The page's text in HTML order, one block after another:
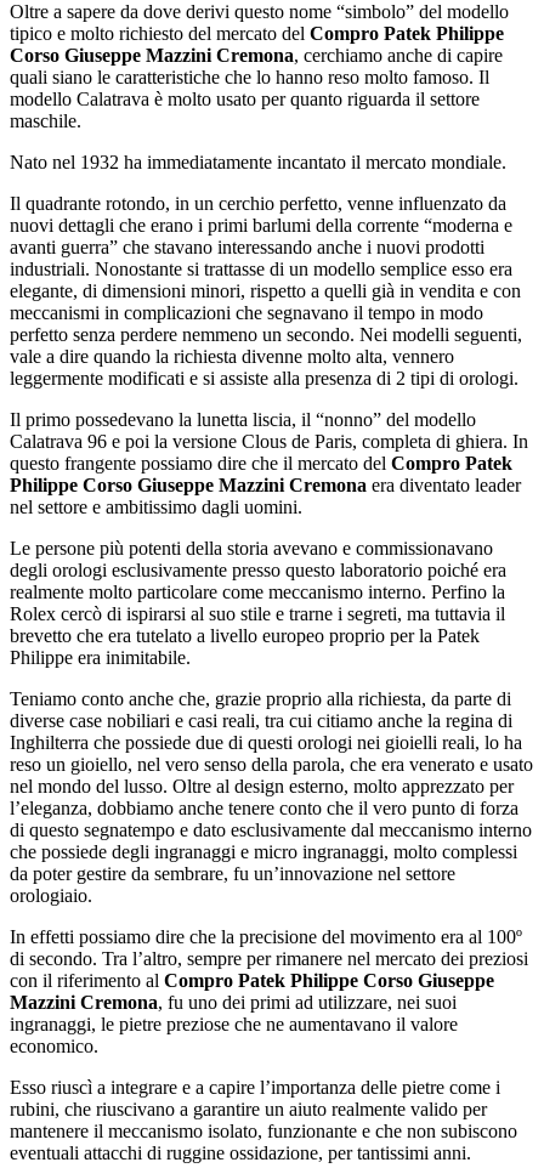
Oltre a sapere da dove derivi questo nome “simbolo” del modello
tipico e molto richiesto del mercato del Compro Patek Philippe
Corso Giuseppe Mazzini Cremona, cerchiamo anche di capire
quali siano le caratteristiche che lo hanno reso molto famoso. Il
modello Calatrava è molto usato per quanto riguarda il settore
maschile.
Nato nel 1932 ha immediatamente incantato il mercato mondiale.
Il quadrante rotondo, in un cerchio perfetto, venne influenzato da
nuovi dettagli che erano i primi barlumi della corrente “moderna e
avanti guerra” che stavano interessando anche i nuovi prodotti
industriali. Nonostante si trattasse di un modello semplice esso era
elegante, di dimensioni minori, rispetto a quelli già in vendita e con
meccanismi in complicazioni che segnavano il tempo in modo
perfetto senza perdere nemmeno un secondo. Nei modelli seguenti,
vale a dire quando la richiesta divenne molto alta, vennero
leggermente modificati e si assiste alla presenza di 2 tipi di orologi.
Il primo possedevano la lunetta liscia, il “nonno” del modello
Calatrava 96 e poi la versione Clous de Paris, completa di ghiera. In
questo frangente possiamo dire che il mercato del Compro Patek
Philippe Corso Giuseppe Mazzini Cremona era diventato leader
nel settore e ambitissimo dagli uomini.
Le persone più potenti della storia avevano e commissionavano
degli orologi esclusivamente presso questo laboratorio poiché era
realmente molto particolare come meccanismo interno. Perfino la
Rolex cercò di ispirarsi al suo stile e trarne i segreti, ma tuttavia il
brevetto che era tutelato a livello europeo proprio per la Patek
Philippe era inimitabile.
Teniamo conto anche che, grazie proprio alla richiesta, da parte di
diverse case nobiliari e casi reali, tra cui citiamo anche la regina di
Inghilterra che possiede due di questi orologi nei gioielli reali, lo ha
reso un gioiello, nel vero senso della parola, che era venerato e usato
nel mondo del lusso. Oltre al design esterno, molto apprezzato per
l’eleganza, dobbiamo anche tenere conto che il vero punto di forza
di questo segnatempo e dato esclusivamente dal meccanismo interno
che possiede degli ingranaggi e micro ingranaggi, molto complessi
da poter gestire da sembrare, fu un’innovazione nel settore
orologiaio.
In effetti possiamo dire che la precisione del movimento era al 100º
di secondo. Tra l’altro, sempre per rimanere nel mercato dei preziosi
con il riferimento al Compro Patek Philippe Corso Giuseppe
Mazzini Cremona, fu uno dei primi ad utilizzare, nei suoi
ingranaggi, le pietre preziose che ne aumentavano il valore
economico.
Esso riuscì a integrare e a capire l’importanza delle pietre come i
rubini, che riuscivano a garantire un aiuto realmente valido per
mantenere il meccanismo isolato, funzionante e che non subiscono
eventuali attacchi di ruggine ossidazione, per tantissimi anni.